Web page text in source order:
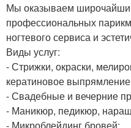
Мы оказываем
профессиональных
ногтевого сервиса и
Виды услуг:
- Стрижки, окраски,
кератиновое
- Свадебные и вечерние
- Маникюр, педикюр,